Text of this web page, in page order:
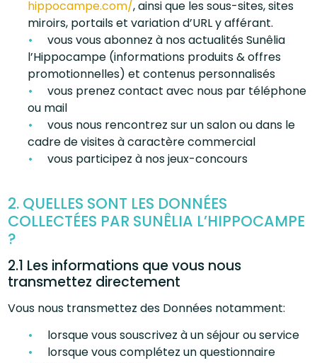
hippocampe.com/, ainsi que les sous-sites, sites
miroirs, portails et variation d’URL y afférant.
vous vous abonnez à nos actualités Sunêlia
l’Hippocampe (informations produits & offres
promotionnelles) et contenus personnalisés
vous prenez contact avec nous par téléphone
ou mail
vous nous rencontrez sur un salon ou dans le
cadre de visites à caractère commercial
vous participez à nos jeux-concours
2. QUELLES SONT LES DONNÉES
COLLECTÉES PAR SUNÊLIA L’HIPPOCAMPE
?
2.1 Les informations que vous nous
transmettez directement
Vous nous transmettez des Données notamment:
lorsque vous souscrivez à un séjour ou service
lorsque vous complétez un questionnaire